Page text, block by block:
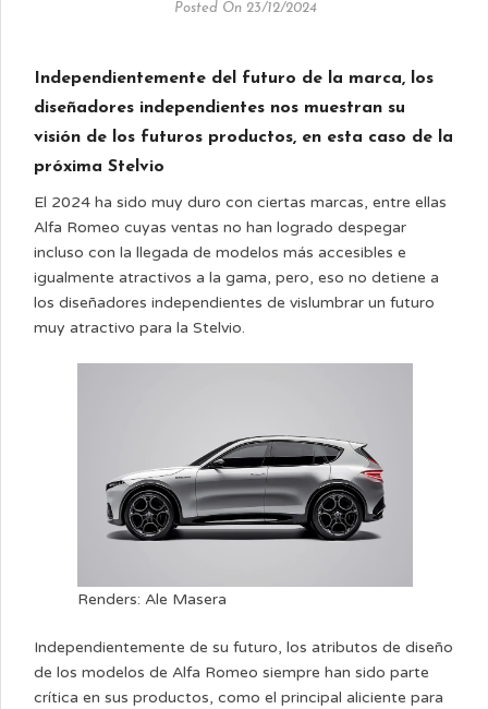
Posted On 23/12/2024
Independientemente del futuro de la marca, los
diseñadores independientes nos muestran su
visión de los futuros productos, en esta caso de la
próxima Stelvio
El 2024 ha sido muy duro con ciertas marcas, entre ellas
Alfa Romeo cuyas ventas no han logrado despegar
incluso con la llegada de modelos más accesibles e
igualmente atractivos a la gama, pero, eso no detiene a
los diseñadores independientes de vislumbrar un futuro
muy atractivo para la Stelvio.
Renders: Ale Masera
Independientemente de su futuro, los atributos de diseño
de los modelos de Alfa Romeo siempre han sido parte
crítica en sus productos, como el principal aliciente para